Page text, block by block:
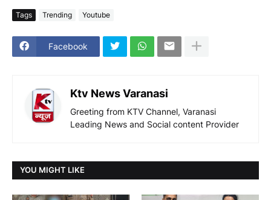
Tags Trending Youtube
Facebook
Ktv News Varanasi
Greeting from KTV Channel, Varanasi
Leading News and Social content Provider
YOU MIGHT LIKE